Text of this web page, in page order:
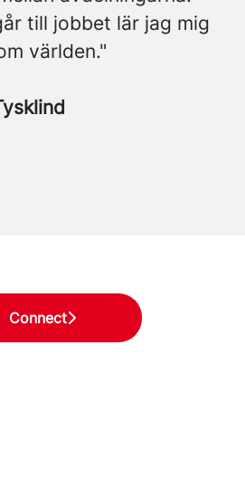
till jobbet lär jag mig
världen."
Connect